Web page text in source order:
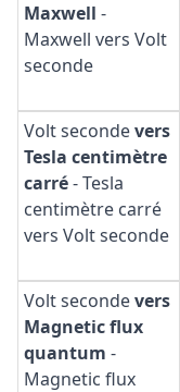
Maxwell -
Maxwell vers Volt
seconde
Volt secondevers
Tesla centimètre
carré-Tesla
centimètre carré
vers Volt seconde
Volt secondevers
Magnetic flux
quantum -
Magnetic flux